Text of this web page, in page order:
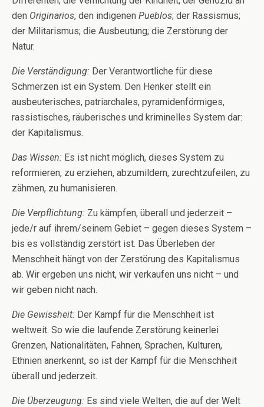
den Originarios, den indigenen Pueblos; der Rassismus;
der Militarismus; die Ausbeutung; die Zerstörung der
Natur.
Die Verständigung: Der Verantwortliche für diese
Schmerzen ist ein System. Den Henker stellt ein
ausbeuterisches, patriarchales, pyramidenförmiges,
rassistisches, räuberisches und kriminelles System dar:
der Kapitalismus.
Das Wissen: Es ist nicht möglich, dieses System zu
reformieren, zu erziehen, abzumildern, zurechtzufeilen, zu
zähmen, zu humanisieren.
Die Verpflichtung: Zu kämpfen, überall und jederzeit –
jede/r auf ihrem/seinem Gebiet – gegen dieses System –
bis es vollständig zerstört ist. Das Überleben der
Menschheit hängt von der Zerstörung des Kapitalismus
ab. Wir ergeben uns nicht, wir verkaufen uns nicht – und
wir geben nicht nach.
Die Gewissheit: Der Kampf für die Menschheit ist
weltweit. So wie die laufende Zerstörung keinerlei
Grenzen, Nationalitäten, Fahnen, Sprachen, Kulturen,
Ethnien anerkennt, so ist der Kampf für die Menschheit
überall und jederzeit.
Die Überzeugung: Es sind viele Welten, die auf der Welt